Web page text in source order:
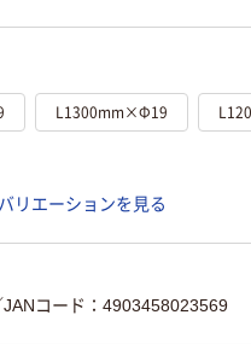
L1300mm×Φ19
リエーションを見る
JANコード：4903458023569